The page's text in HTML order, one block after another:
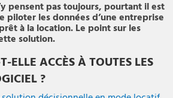
pensent pas toujours, pourtant il est
piloter les données d’une entreprise
à la location. Le point sur les
solution.
ELLE ACCÈS À TOUTES LES
?